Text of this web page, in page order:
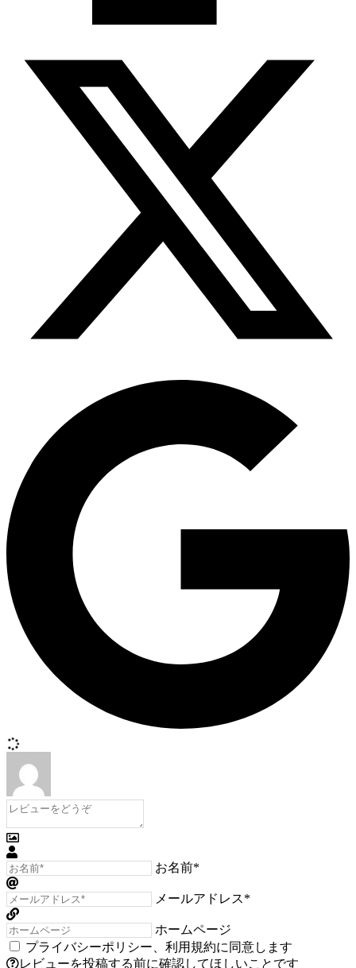
お名前*
メールアドレス*
ホームページ
プライバシーポリシー
利用規約に同意します
レビューを投稿する前に確認してほしいことです